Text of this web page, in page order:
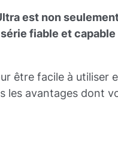
est non
fiable et
être facile à utiliser
les avantages dont